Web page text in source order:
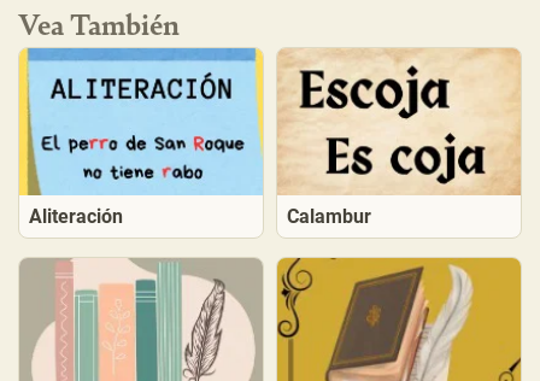
Vea También
Aliteración Calambur